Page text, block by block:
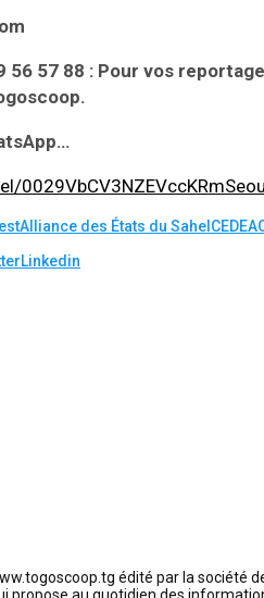
56 57 88 : Pour vos
Alliance des États du Sahel
Linkedin
édité par la société
propose au quotidien des